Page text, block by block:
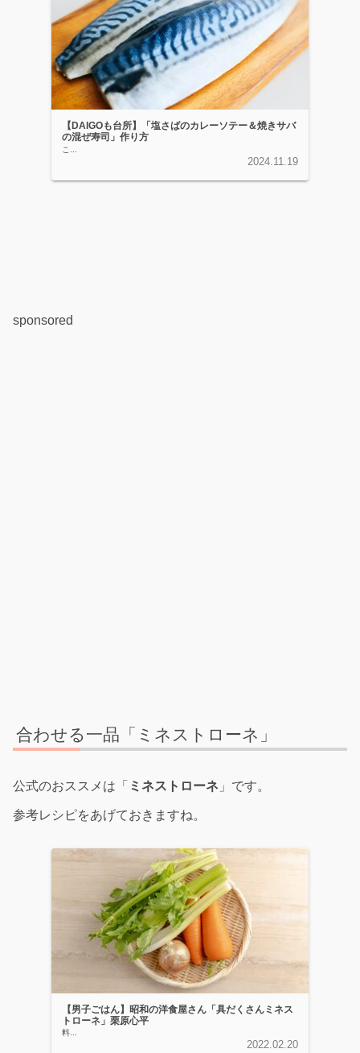
【DAIGOも台所】「塩さばのカレーソテー＆焼きサバ
の混ぜ寿司」作り方
こ...
2024.11.19
sponsored
合わせる一品「ミネストローネ」
公式のおススメは「 ミネストローネ 」です。
参考レシピをあげておきますね。
【男子ごはん】昭和の洋食屋さん「具だくさんミネス
トローネ」栗原心平
料...
2022.02.20